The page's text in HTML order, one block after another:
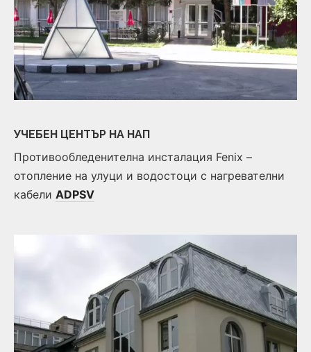
УЧЕБЕН ЦЕНТЪР НА НАП
Противообледенителна инсталация Fenix –
отопление на улуци и водостоци с нагревателни
кабели ADPSV